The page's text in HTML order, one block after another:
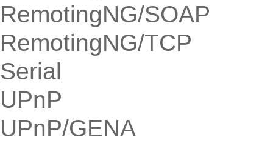
RemotingNG/SOAP
RemotingNG/TCP
Serial
UPnP
UPnP/GENA